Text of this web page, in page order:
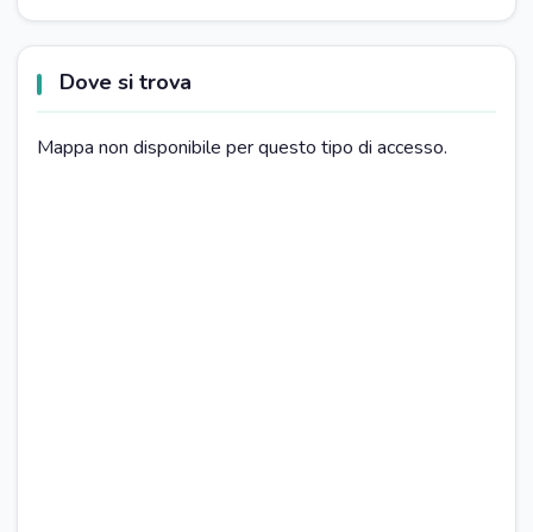
privacy e il relax. La sua posizione
strategica consente anche di raggiungere
occidentale.
Dove si trova
Mappa non disponibile per questo tipo di accesso.